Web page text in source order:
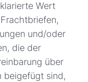
Wert
und/oder
die der
über
beigefügt sind,